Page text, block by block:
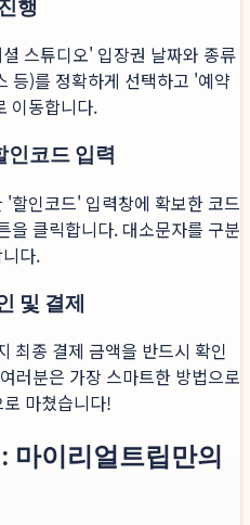
행
스튜디오' 입장권 날짜와 종류
등)를 정확하게 선택하고 '예약
이동합니다.
인코드 입력
할인코드' 입력창에 확보한 코드
을 클릭합니다. 대소문자를 구분
다.
및 결제
최종 결제 금액을 반드시 확인
러분은 가장 스마트한 방법으로
마쳤습니다!
마이리얼트립만의